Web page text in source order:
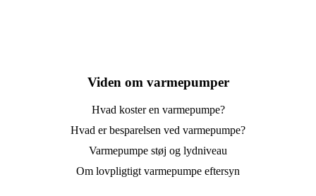
Viden om varmepumper
Hvad koster en varmepumpe?
Hvad er besparelsen ved varmepumpe?
Varmepumpe støj og lydniveau
Om lovpligtigt varmepumpe eftersyn